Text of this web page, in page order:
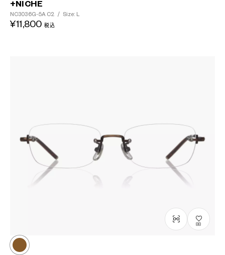
+NICHE
NC3036G-5A C2 / Size: L
¥11,800 税込
88